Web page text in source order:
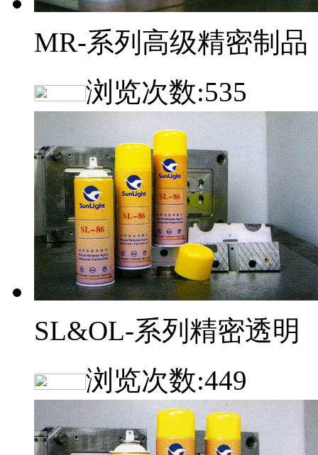
MR-系列高级精密制品
浏览次数:535
SL&OL-系列精密透明
浏览次数:449